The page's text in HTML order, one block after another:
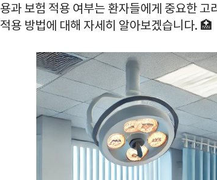
용과 보험 적용 여부는 환자들에게 중요한
적용 방법에 대해 자세히 알아보겠습니다. 🏥